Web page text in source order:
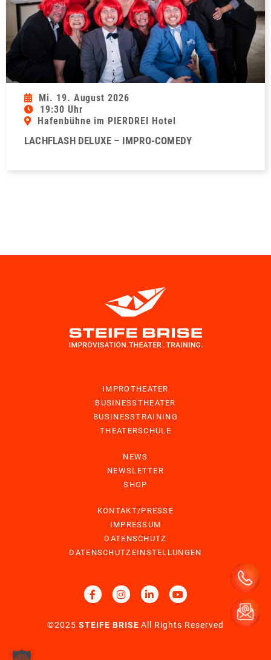
Mi. 19. August 2026
19:30 Uhr
Hafenbühne im PIERDREI Hotel
LACHFLASH DELUXE – IMPRO-COMEDY
IMPROTHEATER
BUSINESSTHEATER
BUSINESSTRAINING
THEATERSCHULE
NEWS
NEWSLETTER
SHOP
KONTAKT/PRESSE
IMPRESSUM
DATENSCHUTZ
DATENSCHUTZEINSTELLUNGEN
©2025STEIFE BRISE All Rights Reserved